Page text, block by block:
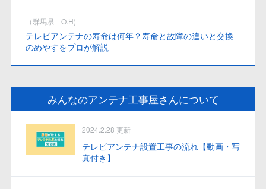
（群馬県 O.H)
テレビアンテナの寿命は何年？寿命と故障の違いと交換
のめやすをプロが解説
みんなのアンテナ工事屋さんについて
2024.2.28 更新
テレビアンテナ設置工事の流れ【動画・写
真付き】